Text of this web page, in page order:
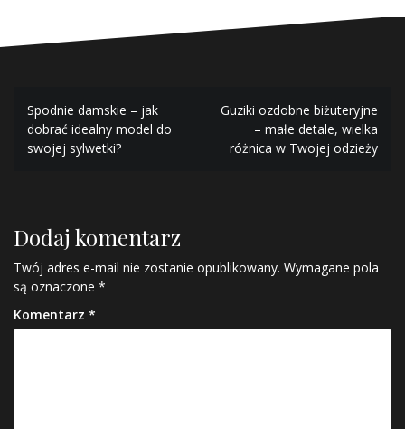
Nawigacja
wpisu
Spodnie damskie – jak
dobrać idealny model do
swojej sylwetki?
Guziki ozdobne biżuteryjne
– małe detale, wielka
różnica w Twojej odzieży
Dodaj komentarz
Twój adres e-mail nie zostanie opublikowany. Wymagane pola
są oznaczone *
Komentarz *